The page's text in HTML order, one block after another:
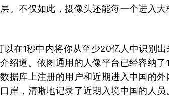
。不仅如此，摄像头还能每一个进入
以在1秒中内将你从至少20亿人中识别
绍道。依图通用的人像平台已经容纳
据库上注册的用户和近期进入中国的
岸，清晰地记录了近期入境中国的人员